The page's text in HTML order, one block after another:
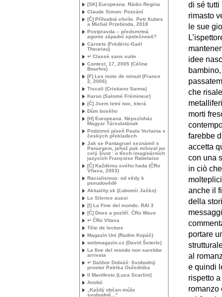
di sé tutti
rimasto
le sue
idee
che
morti
farebbe
accetta
con una
in ciò
anche il
della
portare
al
e quindi
rispetto
romanzo
[SK] Europeana. Rádio Regina
Claude Simon: Pozvání
[Č] Příhodná chvíle. Petr Kubes
a Michal Przebinda, 2018
Postpravda – předsmrtná
agonie západní společnosti?
Carnets (Frédéric-Gaël
Theuriau)
↵ Classé sans suite
Context, 17, 2005 (Céline
Bourhis)
[F] Les mots de minuit (France
2, 2006)
Tiscali (Cristiano Sanna)
Karoo (Salomé Frémineur)
[Č] Jsem letní noc, která
Dům bosého
[H] Europeana. Népszínház
Magyar Társulatának
Podzimní píseň Paula Verlaina v
českých překladech
Jak se Pantagruel seznámil s
Panurgem, jehož pak miloval po
celý život : o třech imaginárních
jazycích Françoise Rabelaise
[Č] Každému svého hada (ČRo
Vltava, 2003)
Racialismus: od vědy k
pseudovědě
Aktuality.sk (Ľubomír Jaško)
Le Silence aussi
[I] La Fine del mondo. RAI 3
[Č] Dnes a pozítří. ČRo Wave
↵ ČRo Vltava
Tête de lecture
Magazín Uni (Radim Kopáč)
webmagazin.cz (David Šeterle)
La fine del mondo non sarebbe
arrivata
↵ Dalibor Dobiáš: Svobodný
prostor Patrika Ouředníka
Il Manifesto (Luca Scarlini)
Anobii
„Každý občan může
svobodně...“